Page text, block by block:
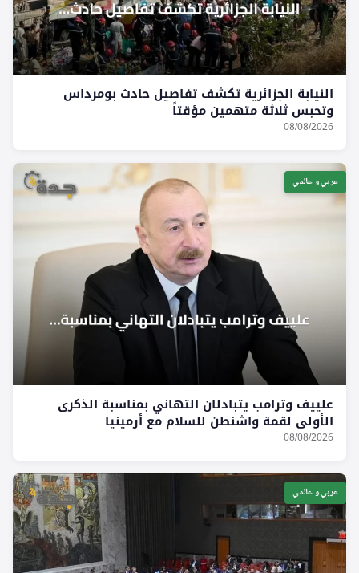
النيابة الجزائرية تكشف تفاصيل حادث بومرداس
وتحبس ثلاثة متهمين مؤقتاً
08/08/2026
عربي و عالمي
علييف وترامب يتبادلان التهاني بمناسبة الذكرى
الأولى لقمة واشنطن للسلام مع أرمينيا
08/08/2026
عربي و عالمي